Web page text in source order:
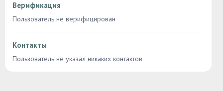
Верификация
Пользователь не верифицирован
Контакты
Пользователь не указал никаких контактов